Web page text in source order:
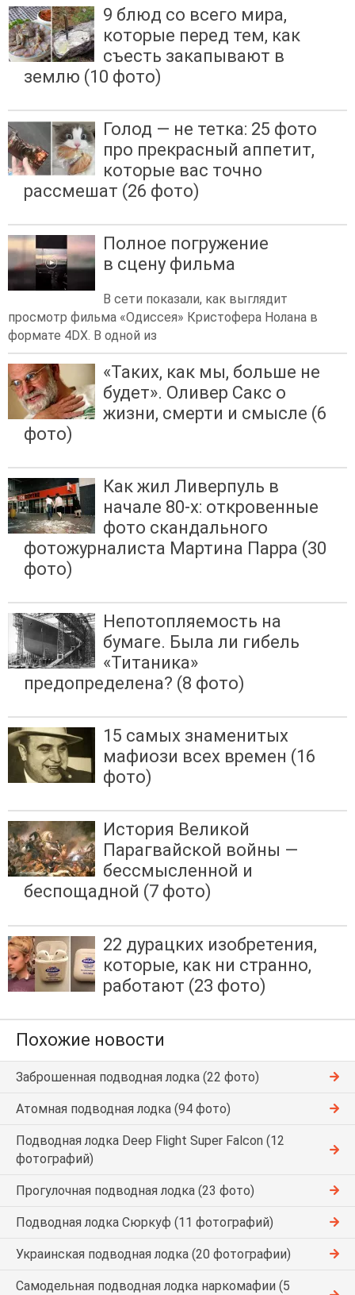
9 блюд со всего мира,
которые перед тем, как
съесть закапывают в
землю (10 фото)
Голод — не тетка: 25 фото
про прекрасный аппетит,
которые вас точно
рассмешат (26 фото)
Полное погружение
в сцену фильма
В сети показали, как выглядит
просмотр фильма «Одиссея» Кристофера Нолана в
формате 4DX. В одной из
«Таких, как мы, больше не
будет». Оливер Сакс о
жизни, смерти и смысле (6
фото)
Как жил Ливерпуль в
начале 80-х: откровенные
фото скандального
фотожурналиста Мартина Парра (30
фото)
Непотопляемость на
бумаге. Была ли гибель
«Титаника»
предопределена?⁠⁠ (8 фото)
15 самых знаменитых
мафиози всех времен (16
фото)
История Великой
Парагвайской войны —
бессмысленной и
беспощадной (7 фото)
22 дурацких изобретения,
которые, как ни странно,
работают (23 фото)
Похожие новости
Заброшенная подводная лодка (22 фото)
Атомная подводная лодка (94 фото)
Подводная лодка Deep Flight Super Falcon (12
фотографий)
Прогулочная подводная лодка (23 фото)
Подводная лодка Сюркуф (11 фотографий)
Украинская подводная лодка (20 фотографии)
Самодельная подводная лодка наркомафии (5